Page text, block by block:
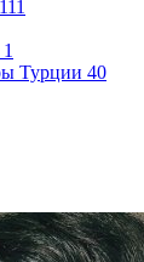
111
1
Турции 40